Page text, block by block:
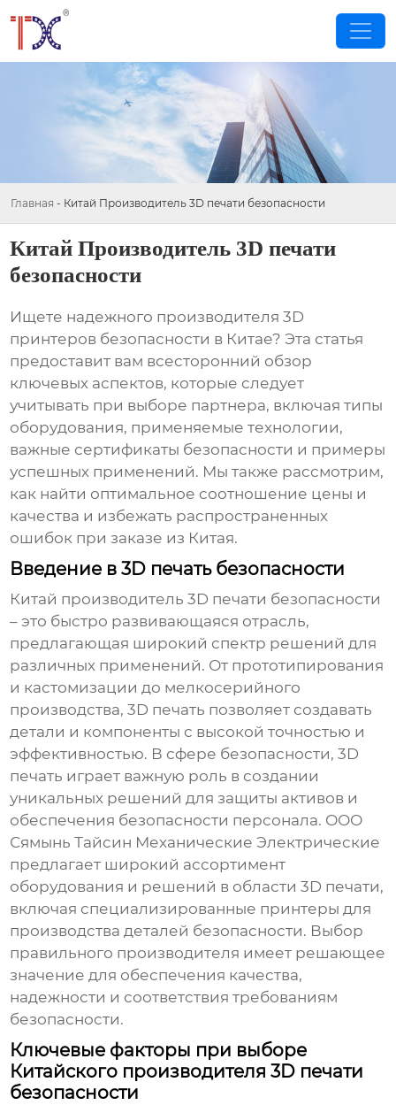
Главная - Китай Производитель 3D печати безопасности
Китай Производитель 3D печати
безопасности
Ищете надежного производителя 3D
принтеров безопасности в Китае? Эта статья
предоставит вам всесторонний обзор
ключевых аспектов, которые следует
учитывать при выборе партнера, включая типы
оборудования, применяемые технологии,
важные сертификаты безопасности и примеры
успешных применений. Мы также рассмотрим,
как найти оптимальное соотношение цены и
качества и избежать распространенных
ошибок при заказе из Китая.
Введение в 3D печать безопасности
Китай производитель 3D печати безопасности
– это быстро развивающаяся отрасль,
предлагающая широкий спектр решений для
различных применений. От прототипирования
и кастомизации до мелкосерийного
производства, 3D печать позволяет создавать
детали и компоненты с высокой точностью и
эффективностью. В сфере безопасности, 3D
печать играет важную роль в создании
уникальных решений для защиты активов и
обеспечения безопасности персонала. ООО
Сямынь Тайсин Механические Электрические
предлагает широкий ассортимент
оборудования и решений в области 3D печати,
включая специализированные принтеры для
производства деталей безопасности. Выбор
правильного производителя имеет решающее
значение для обеспечения качества,
надежности и соответствия требованиям
безопасности.
Ключевые факторы при выборе
Китайского производителя 3D печати
безопасности